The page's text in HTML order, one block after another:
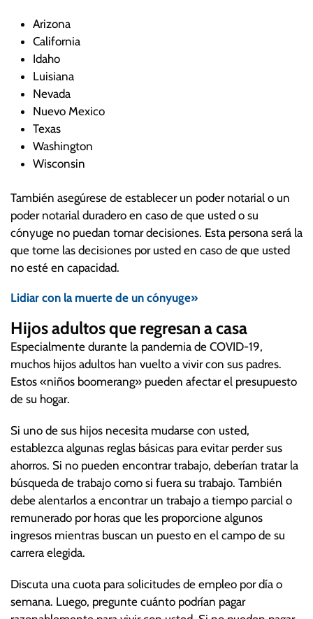
Arizona
California
Idaho
Luisiana
Nevada
Nuevo Mexico
Texas
Washington
Wisconsin
También asegúrese de establecer un poder notarial o un
poder notarial duradero en caso de que usted o su
cónyuge no puedan tomar decisiones. Esta persona será la
que tome las decisiones por usted en caso de que usted
no esté en capacidad.
Lidiar con la muerte de un cónyuge»
Hijos adultos que regresan a casa
Especialmente durante la pandemia de COVID-19,
muchos hijos adultos han vuelto a vivir con sus padres.
Estos «niños boomerang» pueden afectar el presupuesto
de su hogar.
Si uno de sus hijos necesita mudarse con usted,
establezca algunas reglas básicas para evitar perder sus
ahorros. Si no pueden encontrar trabajo, deberían tratar la
búsqueda de trabajo como si fuera su trabajo. También
debe alentarlos a encontrar un trabajo a tiempo parcial o
remunerado por horas que les proporcione algunos
ingresos mientras buscan un puesto en el campo de su
carrera elegida.
Discuta una cuota para solicitudes de empleo por día o
semana. Luego, pregunte cuánto podrían pagar